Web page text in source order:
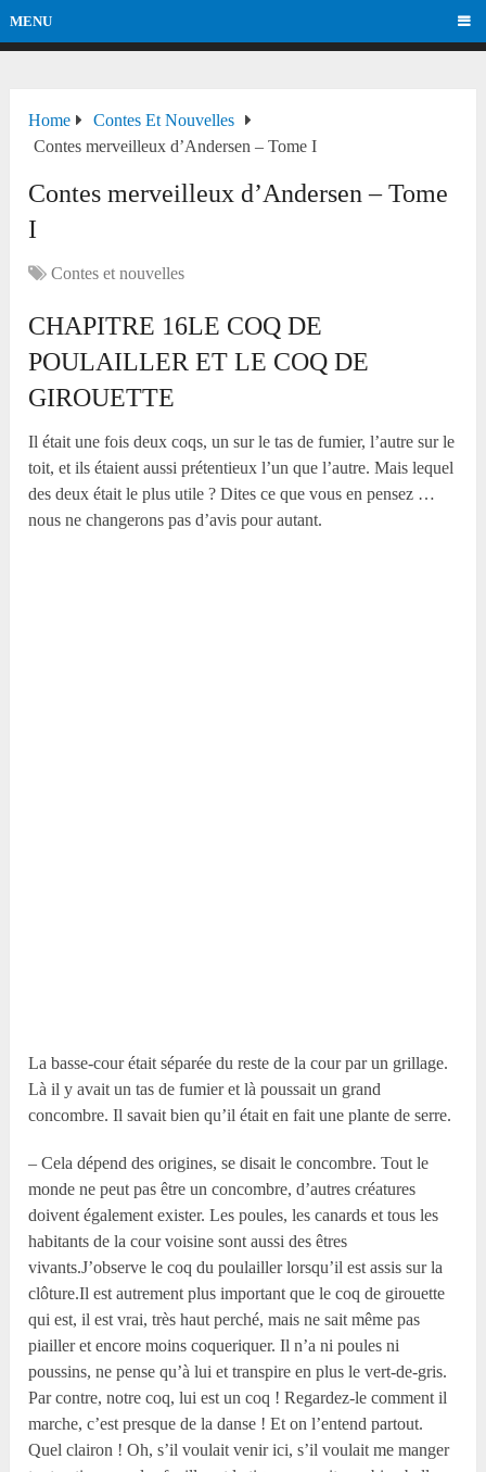
MENU
Home
Contes Et Nouvelles
Contes merveilleux d’Andersen – Tome I
Contes merveilleux d’Andersen – Tome
I
Contes et nouvelles
CHAPITRE 16LE COQ DE
POULAILLER ET LE COQ DE
GIROUETTE
Il était une fois deux coqs, un sur le tas de fumier, l’autre sur le
toit, et ils étaient aussi prétentieux l’un que l’autre. Mais lequel
des deux était le plus utile ? Dites ce que vous en pensez …
nous ne changerons pas d’avis pour autant.
La basse-cour était séparée du reste de la cour par un grillage.
Là il y avait un tas de fumier et là poussait un grand
concombre. Il savait bien qu’il était en fait une plante de serre.
– Cela dépend des origines, se disait le concombre. Tout le
monde ne peut pas être un concombre, d’autres créatures
doivent également exister. Les poules, les canards et tous les
habitants de la cour voisine sont aussi des êtres
vivants.J’observe le coq du poulailler lorsqu’il est assis sur la
clôture.Il est autrement plus important que le coq de girouette
qui est, il est vrai, très haut perché, mais ne sait même pas
piailler et encore moins coqueriquer. Il n’a ni poules ni
poussins, ne pense qu’à lui et transpire en plus le vert-de-gris.
Par contre, notre coq, lui est un coq ! Regardez-le comment il
marche, c’est presque de la danse ! Et on l’entend partout.
Quel clairon ! Oh, s’il voulait venir ici, s’il voulait me manger